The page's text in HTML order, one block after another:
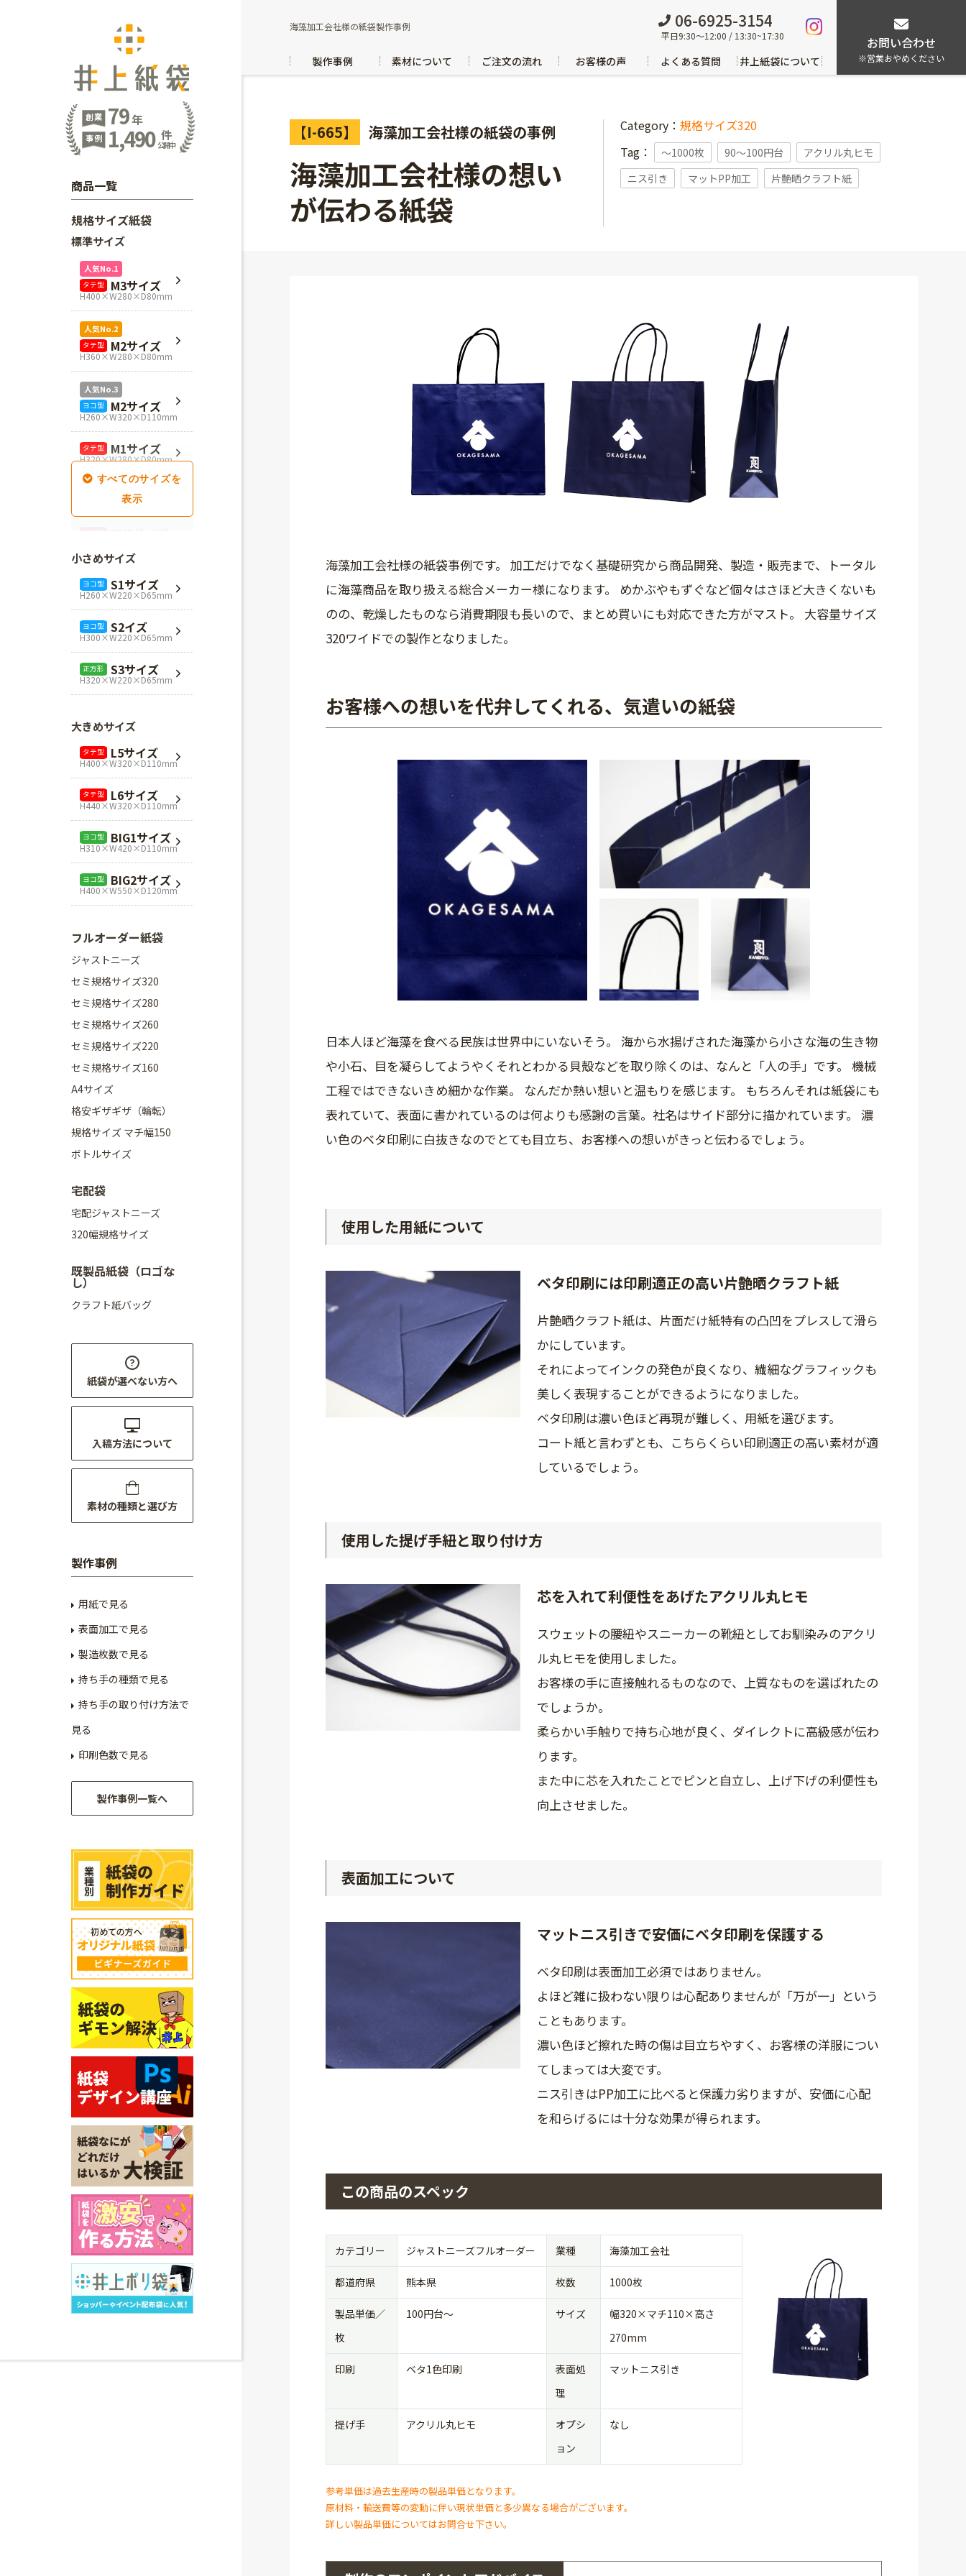
お問い合わせ
※営業おやめください
海藻加工会社様の紙袋製作事例 06-6925-3154
平日9:30～12:00 / 13:30~17:30
製作事例 素材について ご注文の流れ お客様の声 よくある質問 井上紙袋について
【I-665】 海藻加工会社様の紙袋の事例
海藻加工会社様の想い
が伝わる紙袋
Category： 規格サイズ320
Tag：
〜1000枚 90～100円台
アクリル丸ヒモ
ニス引き
マットPP加工 片艶晒クラフト紙
海藻加工会社様の紙袋事例です。 加工だけでなく基礎研究から商品開発、製造・販売まで、トータル
に海藻商品を取り扱える総合メーカー様になります。 めかぶやもずぐなど個々はさほど大きくないも
のの、乾燥したものなら消費期限も長いので、まとめ買いにも対応できた方がマスト。 大容量サイズ
320ワイドでの製作となりました。
お客様への想いを代弁してくれる、気遣いの紙袋
日本人ほど海藻を食べる民族は世界中にいないそう。 海から水揚げされた海藻から小さな海の生き物
や小石、目を凝らしてようやくそれとわかる貝殻などを取り除くのは、なんと「人の手」です。 機械
工程ではできないきめ細かな作業。 なんだか熱い想いと温もりを感じます。 もちろんそれは紙袋にも
表れていて、表面に書かれているのは何よりも感謝の言葉。社名はサイド部分に描かれています。 濃
い色のベタ印刷に白抜きなのでとても目立ち、お客様への想いがきっと伝わるでしょう。
使用した用紙について
ベタ印刷には印刷適正の高い片艶晒クラフト紙
片艶晒クラフト紙は、片面だけ紙特有の凸凹をプレスして滑ら
かにしています。
それによってインクの発色が良くなり、繊細なグラフィックも
美しく表現することができるようになりました。
ベタ印刷は濃い色ほど再現が難しく、用紙を選びます。
コート紙と言わずとも、こちらくらい印刷適正の高い素材が適
しているでしょう。
使用した提げ手紐と取り付け方
芯を入れて利便性をあげたアクリル丸ヒモ
スウェットの腰紐やスニーカーの靴紐としてお馴染みのアクリ
ル丸ヒモを使用しました。
お客様の手に直接触れるものなので、上質なものを選ばれたの
でしょうか。
柔らかい手触りで持ち心地が良く、ダイレクトに高級感が伝わ
ります。
また中に芯を入れたことでピンと自立し、上げ下げの利便性も
向上させました。
表面加工について
マットニス引きで安価にベタ印刷を保護する
ベタ印刷は表面加工必須ではありません。
よほど雑に扱わない限りは心配ありませんが「万が一」という
こともあります。
濃い色ほど擦れた時の傷は目立ちやすく、お客様の洋服につい
てしまっては大変です。
ニス引きはPP加工に比べると保護力劣りますが、安価に心配
を和らげるには十分な効果が得られます。
この商品のスペック
カテゴリー ジャストニーズフルオーダー 業種 海藻加工会社
都道府県 熊本県 枚数 1000枚
製品単価／
枚
100円台〜 サイズ
幅320×マチ110×高さ
270mm
印刷 ベタ1色印刷
表面処
理
マットニス引き
提げ手 アクリル丸ヒモ
オプシ
ョン
なし
参考単価は過去生産時の製品単価となります。
原材料・輸送費等の変動に伴い現状単価と多少異なる場合がございます。
詳しい製品単価についてはお問合せ下さい。
創業 79年
事例 1,490 件
公開中
商品一覧
規格サイズ紙袋
標準サイズ
人気No.1
タテ型 M3サイズ
H400×W280×D80mm
人気No.2
タテ型 M2サイズ
H360×W280×D80mm
人気No.3
ヨコ型 M2サイズ
H260×W320×D110mm
タテ型 M1サイズ
H320×W280×D80mm
SM1サイズ
H280×W260×D100mm
SM3サイズ
H360×W260×D100mm
L4サイズ
H360×W320×D110mm
L1サイズ
H240×W320×D110mm
正方形 Mスクエア
H280×W280×D80mm
正方形 Lスクエア
H320×W320×D110mm
小さめサイズ
ヨコ型 S1サイズ
H260×W220×D65mm
ヨコ型 S2イズ
H300×W220×D65mm
正方形 S3サイズ
H320×W220×D65mm
大きめサイズ
タテ型 L5サイズ
H400×W320×D110mm
タテ型 L6サイズ
H440×W320×D110mm
ヨコ型 BIG1サイズ
H310×W420×D110mm
ヨコ型 BIG2サイズ
H400×W550×D120mm
フルオーダー紙袋
ジャストニーズ
セミ規格サイズ320
セミ規格サイズ280
セミ規格サイズ260
セミ規格サイズ220
セミ規格サイズ160
A4サイズ
格安ギザギザ（輪転）
規格サイズ マチ幅150
ボトルサイズ
宅配袋
宅配ジャストニーズ
320幅規格サイズ
既製品紙袋（ロゴな
し）
クラフト紙バッグ
紙袋が選べない方へ
入稿方法について
素材の種類と選び方
製作事例
用紙で見る
表面加工で見る
製造枚数で見る
持ち手の種類で見る
持ち手の取り付け方法で
見る
印刷色数で見る
製作事例一覧へ